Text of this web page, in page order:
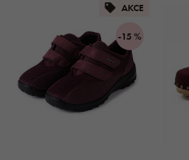
AKCE
-15 %